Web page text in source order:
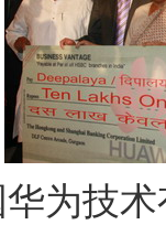
技术